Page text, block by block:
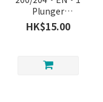
Plunger
Crossbow
(Common)
HK$15.00